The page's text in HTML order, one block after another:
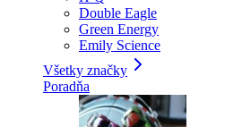
Double Eagle
Green Energy
Emily Science
Všetky značky
Poradňa